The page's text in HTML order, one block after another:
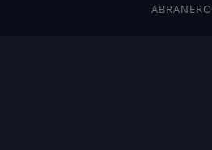
ABRANERO